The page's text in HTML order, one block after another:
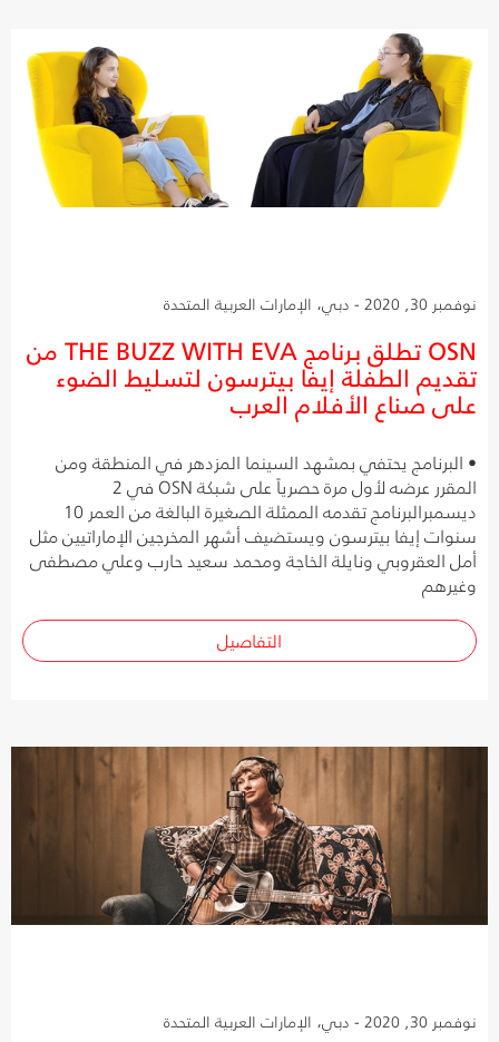
نوفمبر 30, 2020 - دبي، الإمارات العربية المتحدة
OSN تطلق برنامج THE BUZZ WITH EVA من
تقديم الطفلة إيفا بيترسون لتسليط الضوء
على صناع الأفلام العرب
• البرنامج يحتفي بمشهد السينما المزدهر في المنطقة ومن
المقرر عرضه لأول مرة حصرياً على شبكة OSN في 2
ديسمبرالبرنامج تقدمه الممثلة الصغيرة البالغة من العمر 10
سنوات إيفا بيترسون ويستضيف أشهر المخرجين الإماراتيين مثل
أمل العقروبي ونايلة الخاجة ومحمد سعيد حارب وعلي مصطفى
وغيرهم
التفاصيل
نوفمبر 30, 2020 - دبي، الإمارات العربية المتحدة